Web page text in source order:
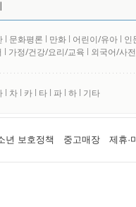
l 문화평론 l 만화 l 어린이/유아 l 인
l 가정/건강/요리/교육 l 외국어/사전
l 차 l 카 l 타 l 파 l 하 l 기타
년 보호정책 중고매장 제휴·